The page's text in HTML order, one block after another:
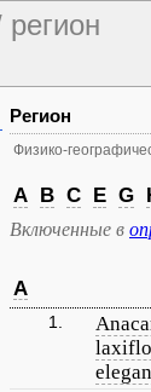
Регион
Физико-
A B C E G
Включенные в
A
1.